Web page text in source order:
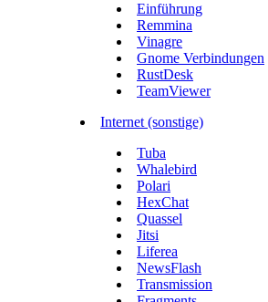
Einführung
Remmina
Vinagre
Gnome Verbindungen
RustDesk
TeamViewer
Internet (sonstige)
Tuba
Whalebird
Polari
HexChat
Quassel
Jitsi
Liferea
NewsFlash
Transmission